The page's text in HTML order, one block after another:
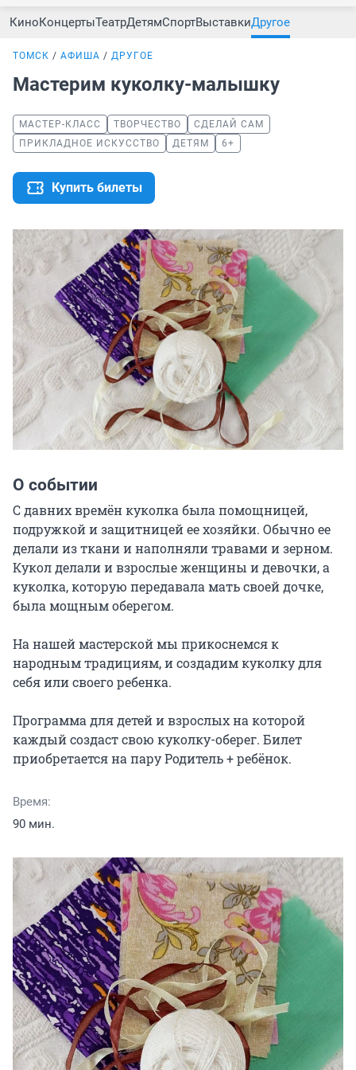
КиноКонцертыТеатрДетямСпортВыставкиДругое
ТОМСК АФИША ДРУГОЕ
Мастерим куколку-малышку
МАСТЕР-КЛАСС ТВОРЧЕСТВО
СДЕЛАЙ САМ
ПРИКЛАДНОЕ ИСКУССТВО
ДЕТЯМ 6+
Купить билеты
О событии
С давних времён куколка была помощницей,
подружкой и защитницей ее хозяйки. Обычно ее
делали из ткани и наполняли травами и зерном.
Кукол делали и взрослые женщины и девочки, а
куколка, которую передавала мать своей дочке,
была мощным оберегом.
На нашей мастерской мы прикоснемся к
народным традициям, и создадим куколку для
себя или своего ребенка.
Программа для детей и взрослых на которой
каждый создаст свою куколку-оберег. Билет
приобретается на пару Родитель + ребёнок.
Время:
90 мин.